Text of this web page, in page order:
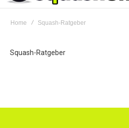
Home Squash-Ratgeber
Squash-Ratgeber